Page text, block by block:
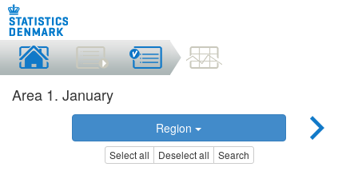
Area 1. January
Region
Select all Deselect all Search